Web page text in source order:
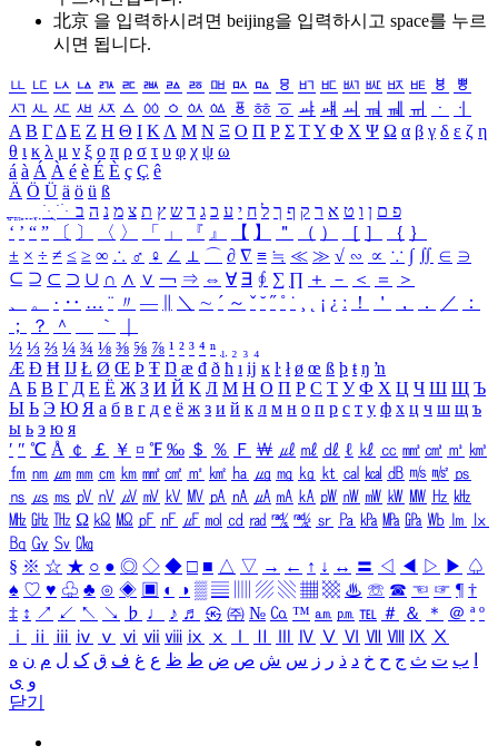
北京 을 입력하시려면 beijing을 입력하시고 space를 누르
시면 됩니다.
ㅥ ㅦ ㅧ ㅨ ㅩ ㅪ ㅫ ㅬ ㅭ ㅮ ㅯ ㅰ ㅱ ㅲ ㅳ ㅴ ㅵ ㅶ ㅷ ㅸ
ㅹ
ㅺ ㅻ ㅼ ㅽ ㅾ ㅿ ㆀ ㆁ ㆂ ㆃ ㆄ ㆅ ㆆ ㆇ ㆈ ㆉ ㆊ ㆋ ㆌ ㆍ
ㆎ
Α Β ΓΔ Ε Ζ Η Θ Ι ΚΛ Μ Ν Ξ Ο Π Ρ Σ ΤΥ Φ Χ Ψ Ω α β γ δ ε ζ η
θ ι κ λ μ ν ξ ο π ρ σ τ υ φ χ ψ ω
á à Á À é è É È ç Ç ê
Ä Ö Ü ä ö ü ß
ִֶֹ ֻּ ׁׂ פ ם ן ו ט א ר ק ף ך ל ח י ע כ ג ד ש ץ ת צ מ נ ה ב
‘ ’ “ ” 〔 〕 〈 〉 「 」 『 』 【 】 ＂ （ ） ［ ］ ｛ ｝
± × ÷ ≠ ≤ ≥ ∞ ∴ ♂ ♀ ∠ ⊥ ⌒ ∂ ∇ ≡ ≒ ≪ ≫ √ ∽ ∝ ∵ ∫ ∬ ∈ ∋
⊆ ⊇ ⊂ ⊃ ∪ ∩ ∧ ∨ ￢ ⇒ ⇔ ∀ ∃ ∮ ∑ ∏ ＋ － ＜ ＝
＞
、
。 · ‥ … ¨ 〃 ― ＼ ∼ ´ ～ ˇ ˘ ˝ ˚ ˙ ¸ ¡ ¿ ː ！ ＇ ， ． ／
：
；
？ ＾ ｀
½ ⅓ ⅔ ¼ ¾ ⅛ ⅜ ⅝ ⅞ ¹ ² ³ ⁴ ⁿ ₁ ₂ ₃ ₄
Æ Ð Ħ Ĳ Ł Ø Œ Þ Ŧ Ŋ æ đ ð ħ ı ĳ ĸ ŀ ł ø œ ß þ ŧ ŋ ŉ
А Б В Г Д Е Ё Ж З И Й К Л М Н О П Р С Т У Ф Х Ц Ч Ш Щ Ъ
Ы Ь Э Ю Я а б в г д е ё ж з и й к л м н о п р с т у ф х ц ч ш щ ъ
ы ь э ю я
′ ″ ℃ Å ￠ ￡ ￥ ¤ ℉ ‰ ＄ ％ Ｆ ￦ ㎕ ㎖ ㎗ ℓ ㎘ ㏄ ㎣ ㎤ ㎥ ㎦
㎙ ㎚ ㎛ ㎜ ㎝ ㎞ ㎟ ㎠ ㎡ ㎢ ㏊ ㎍ ㎎ ㎏ ㏏ ㎈ ㎉ ㏈ ㎧ ㎨ ㎰
㎱ ㎲ ㎳ ㎴ ㎵ ㎶ ㎷ ㎸ ㎹ ㎀ ㎁ ㎂ ㎃ ㎄ ㎺ ㎻ ㎽ ㎾ ㎿ ㎐ ㎑
㎒ ㎓ ㎔ Ω ㏀ ㏁ ㎊ ㎋ ㎌ ㏖ ㏅ ㎭ ㎮ ㎯ ㏛ ㎩ ㎪ ㎫ ㎬ ㏝ ㏐
㏓
㏃ ㏉ ㏜ ㏆
§ ※ ☆ ★ ○ ● ◎ ◇ ◆ □ ■ △ ▽ → ← ↑ ↓ ↔ 〓 ◁ ◀ ▷ ▶ ♤
♠ ♡ ♥ ♧ ♣ ⊙ ◈ ▣ ◐ ◑ ▒ ▤ ▨ ▧ ▦ ▩ ♨ ☏ ☎ ☜ ☞ ¶ †
‡ ↕ ↗ ↙ ↖ ↘ ♭ ♩ ♪ ♬ ㉿ ㈜ № ㏇ ™ ㏂ ㏘ ℡ ＃ ＆ ＊ ＠ ª º
ⅰ
ⅱ ⅲ ⅳ ⅴ ⅵ ⅶ ⅷ ⅸ ⅹ Ⅳ Ⅴ Ⅵ Ⅶ Ⅷ Ⅸ Ⅹ
ب ت ث ج ح خ د ذ ر ز س ش ص ض ط ظ ع غ ف ق ک ل م ن ه
و ی
닫기